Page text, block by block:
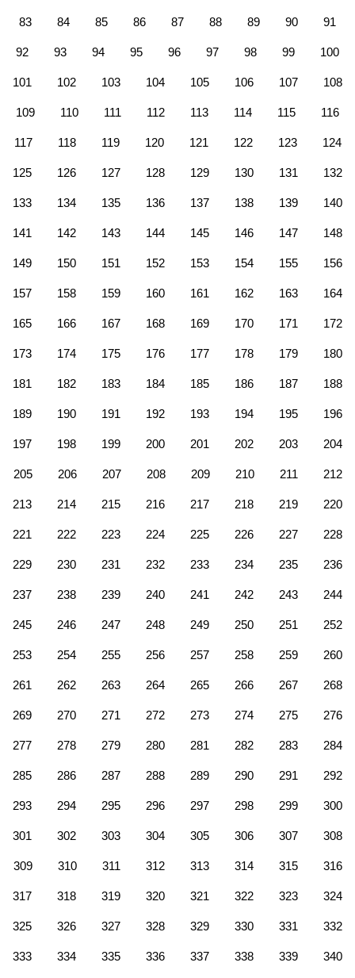
83 84 85 86 87 88 89 90 91
92 93 94 95 96 97 98 99 100
101 102 103 104 105 106 107 108
109 110 111 112 113 114 115 116
117 118 119 120 121 122 123 124
125 126 127 128 129 130 131 132
133 134 135 136 137 138 139 140
141 142 143 144 145 146 147 148
149 150 151 152 153 154 155 156
157 158 159 160 161 162 163 164
165 166 167 168 169 170 171 172
173 174 175 176 177 178 179 180
181 182 183 184 185 186 187 188
189 190 191 192 193 194 195 196
197 198 199 200 201 202 203 204
205 206 207 208 209 210 211 212
213 214 215 216 217 218 219 220
221 222 223 224 225 226 227 228
229 230 231 232 233 234 235 236
237 238 239 240 241 242 243 244
245 246 247 248 249 250 251 252
253 254 255 256 257 258 259 260
261 262 263 264 265 266 267 268
269 270 271 272 273 274 275 276
277 278 279 280 281 282 283 284
285 286 287 288 289 290 291 292
293 294 295 296 297 298 299 300
301 302 303 304 305 306 307 308
309 310 311 312 313 314 315 316
317 318 319 320 321 322 323 324
325 326 327 328 329 330 331 332
333 334 335 336 337 338 339 340